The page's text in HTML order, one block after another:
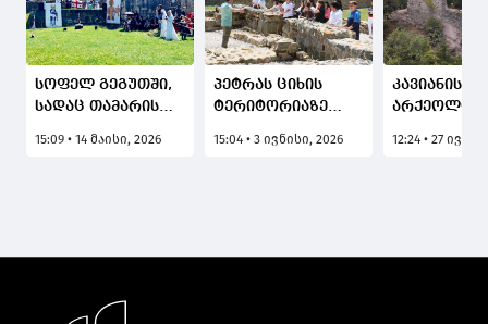
სოფელ გეგუთში,
სადაც თამარის
ნანგრევებია,
15:09 • 14 მაისი, 2026
პეტრას ციხის
ტერიტორიაზე
საჯარო სკოლის
გაკვეთილი
15:04 • 3 ივნისი, 2026
კავიანის
12:24 • 27